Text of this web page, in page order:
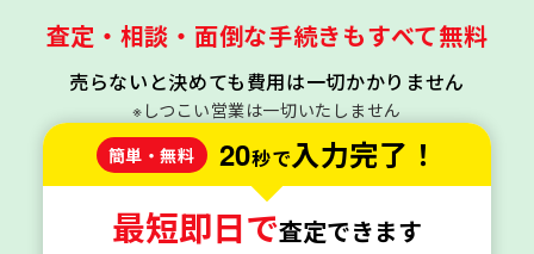
査定・相談・面倒な手続きもすべて無料
売らないと決めても費用は一切かかりません
※しつこい営業は一切いたしません
簡単・無料
20秒で入力完了！
最短即日で査定できます